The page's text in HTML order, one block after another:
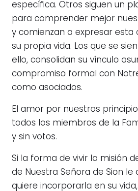
específica. Otros siguen un
para comprender mejor
y comienzan a expresar esta
su propia vida. Los que se
ello, consolidan su vínculo
compromiso formal con
como asociados.
El amor por nuestros
todos los miembros de la
y sin votos.
Si la forma de vivir la misión
de Nuestra Señora de Sion
quiere incorporarla en su